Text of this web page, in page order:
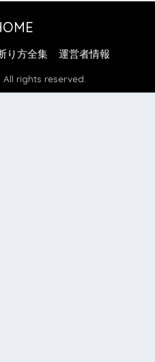
り方全集 運営者情報
rights reserved.